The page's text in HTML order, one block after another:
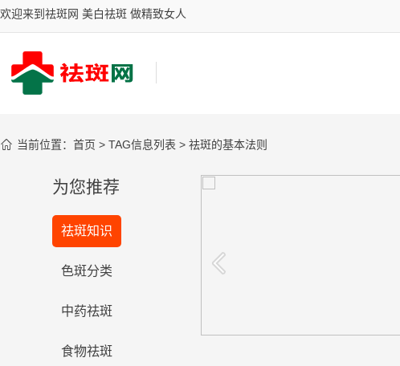
欢迎来到祛斑网 美白祛斑 做精致女人
 当前位置： 首页 > TAG信息列表 > 祛斑的基本法则
为您推荐
祛斑知识
色斑分类
中药祛斑
食物祛斑
台湾女星御用古汉堂研究院祛斑圣
品，祛斑效果风靡全国